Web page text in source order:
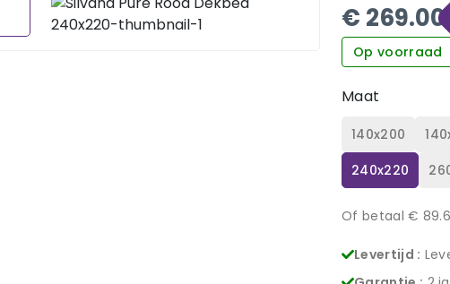
€ 269.00
Op voorraad
Maat
140x200
240x220
Of betaal €
Levertijd :